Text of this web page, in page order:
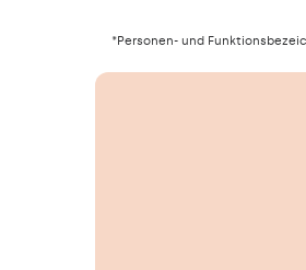
*Personen- und